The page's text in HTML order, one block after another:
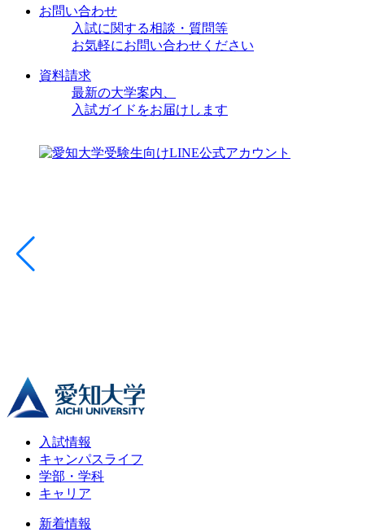
お問い合わせ
入試に関する相談・質問等
お気軽にお問い合わせください
資料請求
最新の大学案内、
入試ガイドをお届けします
入試情報
キャンパスライフ
学部・学科
キャリア
新着情報